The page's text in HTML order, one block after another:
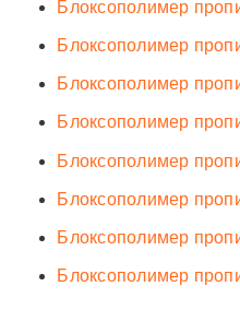
Блоксополимер
Блоксополимер
Блоксополимер
Блоксополимер
Блоксополимер
Блоксополимер
Блоксополимер
Блоксополимер